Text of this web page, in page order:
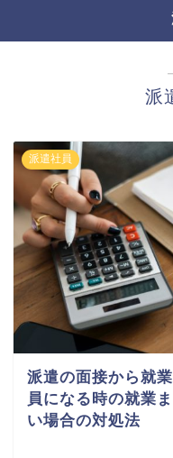
派
派遣社員
派遣の面接から就
員になる時の就業
い場合の対処法